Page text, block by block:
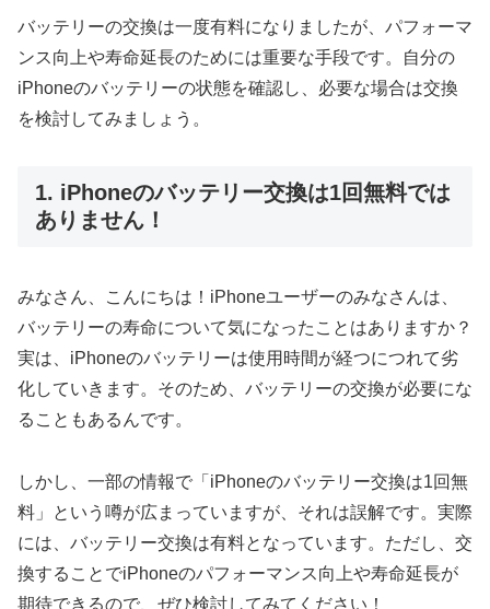
バッテリーの交換は一度有料になりましたが、パフォーマ
ンス向上や寿命延長のためには重要な手段です。自分の
iPhoneのバッテリーの状態を確認し、必要な場合は交換
を検討してみましょう。
1. iPhoneのバッテリー交換は1回無料では
ありません！
みなさん、こんにちは！iPhoneユーザーのみなさんは、
バッテリーの寿命について気になったことはありますか？
実は、iPhoneのバッテリーは使用時間が経つにつれて劣
化していきます。そのため、バッテリーの交換が必要にな
ることもあるんです。
しかし、一部の情報で「iPhoneのバッテリー交換は1回無
料」という噂が広まっていますが、それは誤解です。実際
には、バッテリー交換は有料となっています。ただし、交
換することでiPhoneのパフォーマンス向上や寿命延長が
期待できるので、ぜひ検討してみてください！